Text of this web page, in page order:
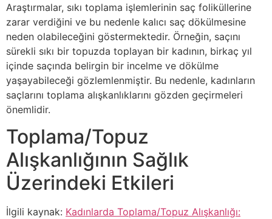
Araştırmalar, sıkı toplama işlemlerinin saç foliküllerine
zarar verdiğini ve bu nedenle kalıcı saç dökülmesine
neden olabileceğini göstermektedir. Örneğin, saçını
sürekli sıkı bir topuzda toplayan bir kadının, birkaç yıl
içinde saçında belirgin bir incelme ve dökülme
yaşayabileceği gözlemlenmiştir. Bu nedenle, kadınların
saçlarını toplama alışkanlıklarını gözden geçirmeleri
önemlidir.
Toplama/Topuz
Alışkanlığının Sağlık
Üzerindeki Etkileri
İlgili kaynak: Kadınlarda Toplama/Topuz Alışkanlığı: